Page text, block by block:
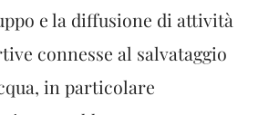
e la diffusione di attività
connesse al salvataggio
in particolare